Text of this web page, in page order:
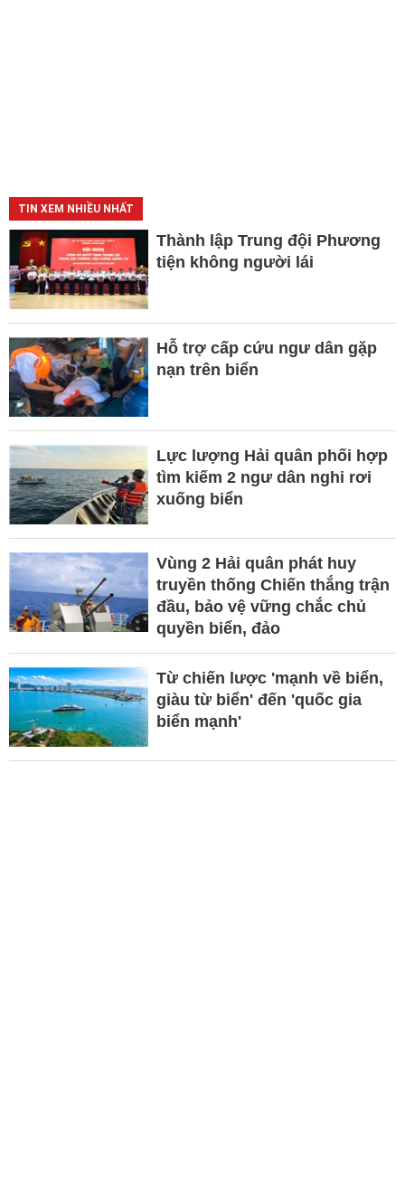
TIN XEM NHIỀU NHẤT
Thành lập Trung đội Phương
tiện không người lái
Hỗ trợ cấp cứu ngư dân gặp
nạn trên biển
Lực lượng Hải quân phối hợp
tìm kiếm 2 ngư dân nghi rơi
xuống biển
Vùng 2 Hải quân phát huy
truyền thống Chiến thắng trận
đầu, bảo vệ vững chắc chủ
quyền biển, đảo
Từ chiến lược 'mạnh về biển,
giàu từ biển' đến 'quốc gia
biển mạnh'